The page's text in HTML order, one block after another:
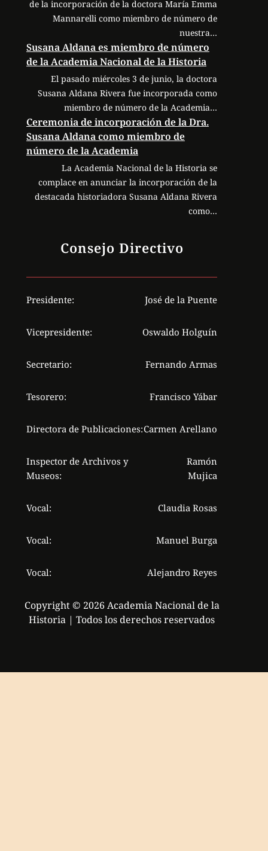
de la incorporación de la doctora María Emma
Mannarelli como miembro de número de
nuestra…
Susana Aldana es miembro de número
de la Academia Nacional de la Historia
El pasado miércoles 3 de junio, la doctora
Susana Aldana Rivera fue incorporada como
miembro de número de la Academia…
Ceremonia de incorporación de la Dra.
Susana Aldana como miembro de
número de la Academia
La Academia Nacional de la Historia se
complace en anunciar la incorporación de la
destacada historiadora Susana Aldana Rivera
como…
Consejo Directivo
Presidente: José de la Puente
Vicepresidente: Oswaldo Holguín
Secretario: Fernando Armas
Tesorero: Francisco Yábar
Directora de Publicaciones:Carmen Arellano
Inspector de Archivos y
Museos:
Ramón
Mujica
Vocal: Claudia Rosas
Vocal: Manuel Burga
Vocal: Alejandro Reyes
Copyright © 2026 Academia Nacional de la
Historia | Todos los derechos reservados